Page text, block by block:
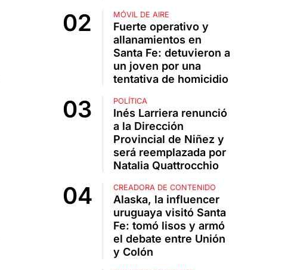
MÓVIL DE AIRE
Fuerte operativo y
allanamientos en
Santa Fe: detuvieron a
un joven por una
tentativa de homicidio
POLÍTICA
Inés Larriera renunció
a la Dirección
Provincial de Niñez y
será reemplazada por
Natalia Quattrocchio
CREADORA DE CONTENIDO
Alaska, la influencer
uruguaya visitó Santa
Fe: tomó lisos y armó
el debate entre Unión
y Colón